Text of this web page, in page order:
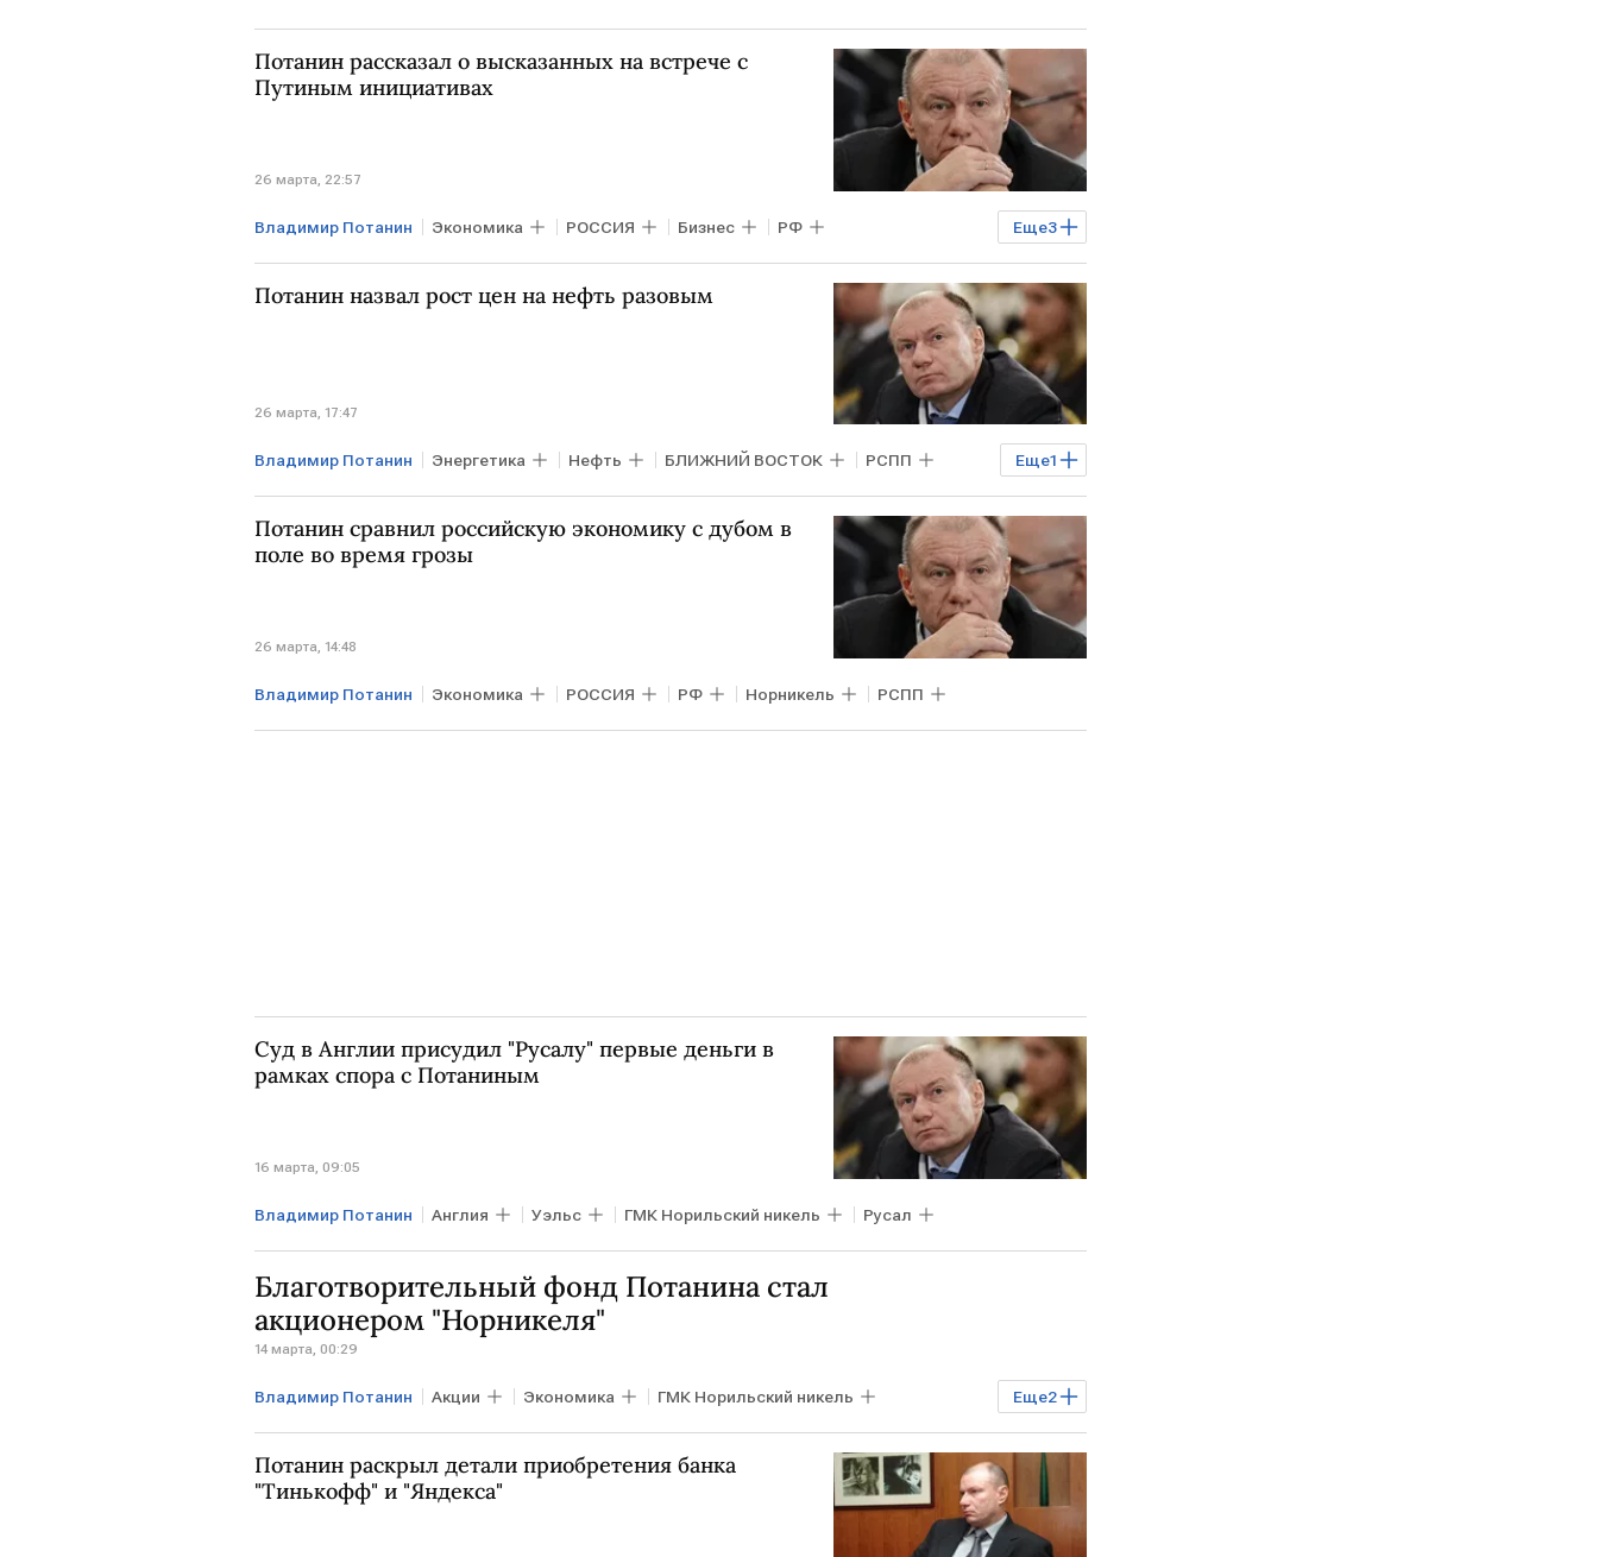
Потанин рассказал о высказанных на встрече с
Путиным инициативах
26 марта, 22:57
Еще3
Владимир Потанин Экономика РОССИЯ Бизнес РФ
Владимир Путин Норникель РСПП
Потанин назвал рост цен на нефть разовым
26 марта, 17:47
Еще1
Владимир Потанин Энергетика Нефть БЛИЖНИЙ ВОСТОК РСПП
Норникель
Потанин сравнил российскую экономику с дубом в
поле во время грозы
26 марта, 14:48
Владимир Потанин Экономика РОССИЯ РФ Норникель РСПП
Суд в Англии присудил "Русалу" первые деньги в
рамках спора с Потаниным
16 марта, 09:05
Владимир Потанин Англия Уэльс ГМК Норильский никель Русал
Благотворительный фонд Потанина стал
акционером "Норникеля"
14 марта, 00:29
Еще2
Владимир Потанин Акции Экономика ГМК Норильский никель
Интеррос Норникель
Потанин раскрыл детали приобретения банка
"Тинькофф" и "Яндекса"